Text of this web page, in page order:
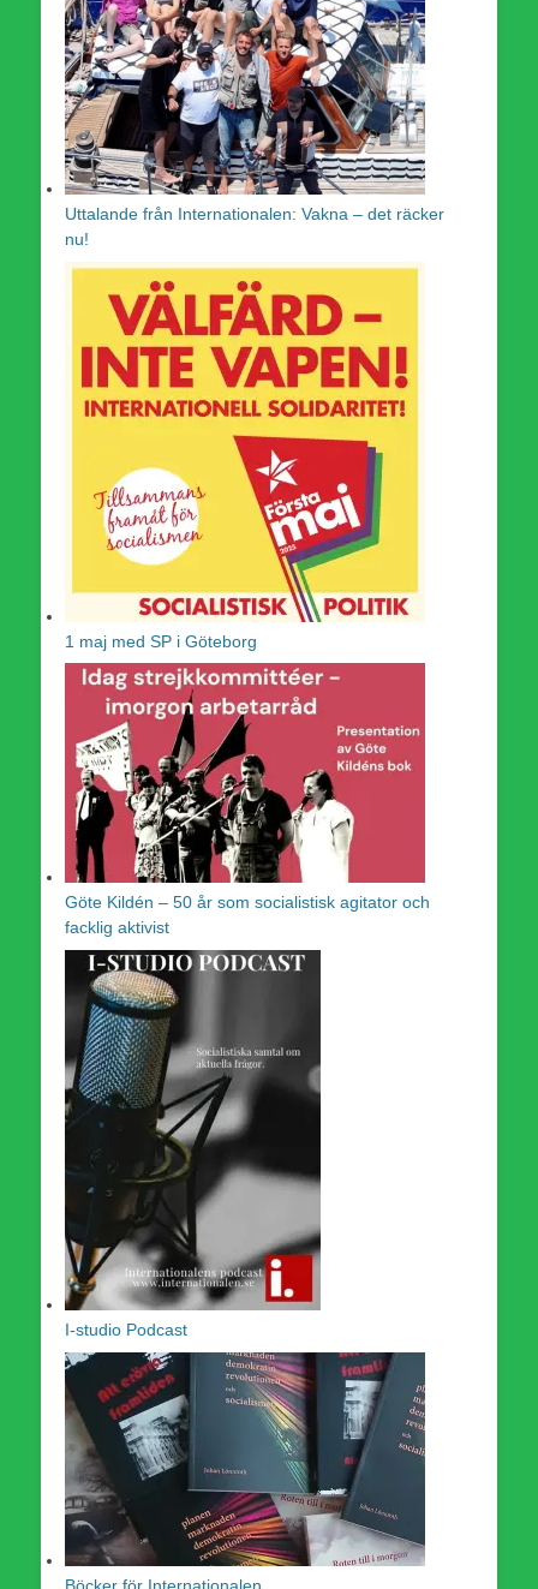
Uttalande från Internationalen: Vakna – det räcker
nu!
1 maj med SP i Göteborg
Göte Kildén – 50 år som socialistisk agitator och
facklig aktivist
I-studio Podcast